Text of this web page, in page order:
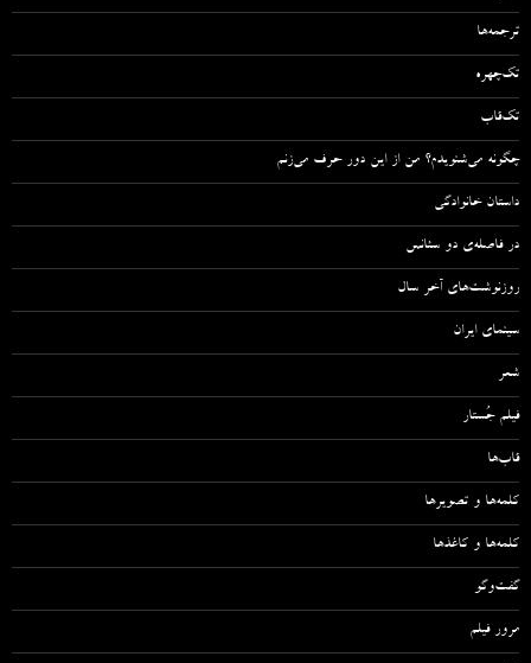
ترجمه‌ها
تک‌چهره
تک‌قاب
چگونه می‌شنویدم؟ من از این دور حرف می‌زنم
داستان خانوادگی
در فاصله‌ی دو سئانس
روزنوشت‌های آخر سال
سینمای ایران
شعر
فیلم جُستار
قاب‌ها
کلمه‌ها و تصویرها
کلمه‌ها و کاغذها
گفت‌وگو
مرور فیلم